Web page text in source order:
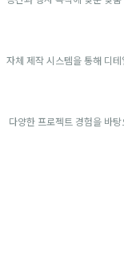
자체 제작 시스템을 통해 디
다양한 프로젝트 경험을 바